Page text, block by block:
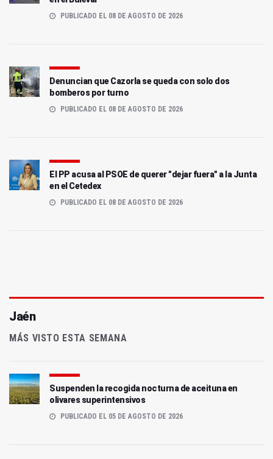
PUBLICADO EL 08 DE AGOSTO DE 2026
Denuncian que Cazorla se queda con solo dos
bomberos por turno
PUBLICADO EL 08 DE AGOSTO DE 2026
El PP acusa al PSOE de querer "dejar fuera" a la Junta
en el Cetedex
PUBLICADO EL 08 DE AGOSTO DE 2026
Jaén
MÁS VISTO ESTA SEMANA
Suspenden la recogida nocturna de aceituna en
olivares superintensivos
PUBLICADO EL 05 DE AGOSTO DE 2026